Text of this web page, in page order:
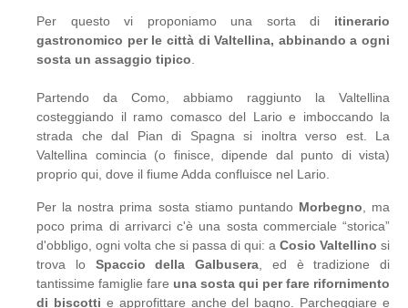
Per questo vi proponiamo una sorta di itinerario
gastronomico per le città di Valtellina, abbinando a ogni
sosta un assaggio tipico
Partendo da Como, abbiamo raggiunto la Valtellina
costeggiando il ramo comasco del Lario e imboccando la
strada che dal Pian di Spagna si inoltra verso est. La
Valtellina comincia (o finisce, dipende dal punto di vista)
proprio qui, dove il fiume Adda confluisce nel Lario.
Per la nostra prima sosta stiamo puntando Morbegno , ma
poco prima di arrivarci c'è una sosta commerciale “storica”
d'obbligo, ogni volta che si passa di qui: a Cosio Valtellino si
trova loSpaccio della Galbusera , ed è tradizione di
tantissime famiglie fare una sosta qui per fare rifornimento
di biscotti e approfittare anche del bagno. Parcheggiare e